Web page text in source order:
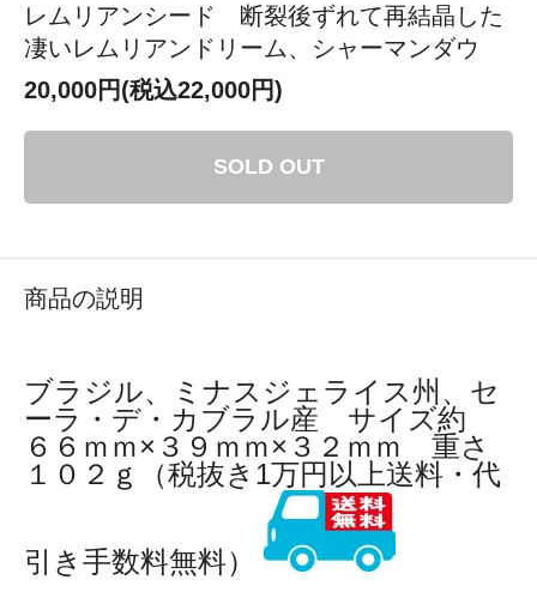
レムリアンシード 断裂後ずれて再結晶した
凄いレムリアンドリーム、シャーマンダウ
20,000円(税込22,000円)
SOLD OUT
商品の説明
ブラジル、ミナスジェライス州、セ
ーラ・デ・カブラル産 サイズ約
６６ｍｍ×３９ｍｍ×３２ｍｍ 重さ
１０２ｇ（税抜き1万円以上送料・代
引き手数料無料）